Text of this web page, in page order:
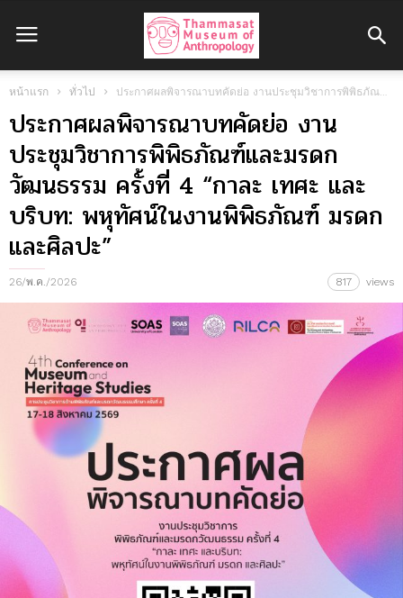
หน้าแรก ทั่วไป ประกาศผลพิจารณาบทคัดย่อ งานประชุมวิชาการพิพิธภัณฑ์และมรดกวัฒนธรรม ครั้งที่ 4 “กาละ เทศะ และบริบท: พหุทัศน์ในงานพิพิธภัณฑ์ มรดก และศิลปะ”
ประกาศผลพิจารณาบทคัดย่อ งาน
ประชุมวิชาการพิพิธภัณฑ์และมรดก
วัฒนธรรม ครั้งที่ 4 “กาละ เทศะ และ
บริบท: พหุทัศน์ในงานพิพิธภัณฑ์ มรดก
และศิลปะ”
26/พ.ค./2026 817 views